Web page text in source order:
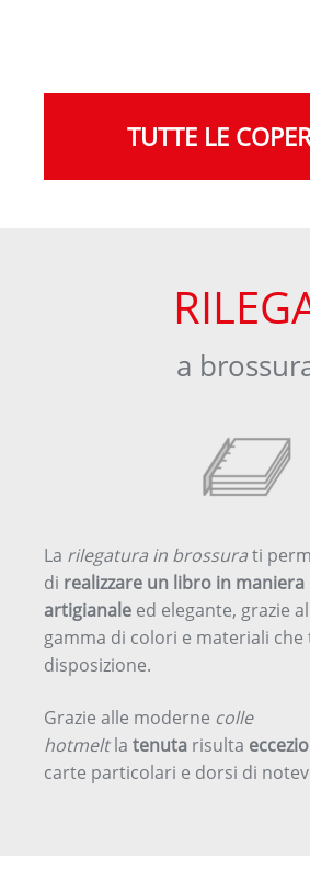
TUTTE LE
a
La rilegatura in brossurati
di realizzare un libro in
artigianale ed elegante, grazie
gamma di colori e materiali
disposizione.
Grazie alle moderne colle
hotmeltla tenuta risulta
carte particolari e dorsi di